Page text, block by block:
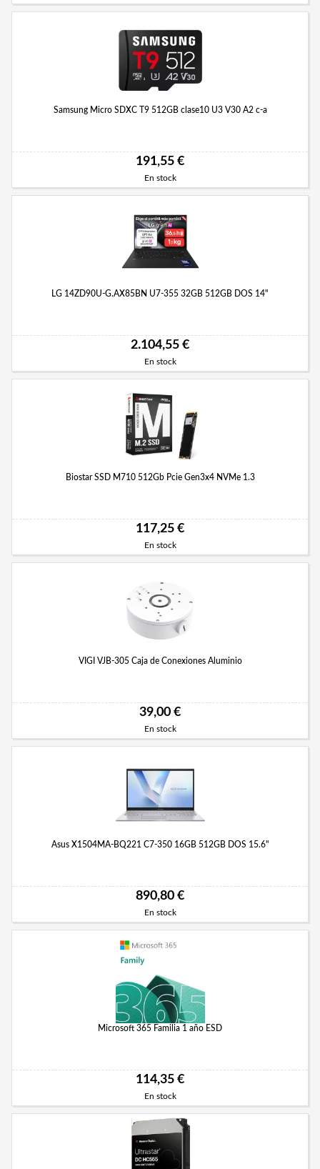
Samsung Micro SDXC T9 512GB clase10 U3 V30 A2 c-a
191,55 €
En stock
LG 14ZD90U-G.AX85BN U7-355 32GB 512GB DOS 14"
2.104,55 €
En stock
Biostar SSD M710 512Gb Pcie Gen3x4 NVMe 1.3
117,25 €
En stock
VIGI VJB-305 Caja de Conexiones Aluminio
39,00 €
En stock
Asus X1504MA-BQ221 C7-350 16GB 512GB DOS 15.6"
890,80 €
En stock
Microsoft 365 Familia 1 año ESD
114,35 €
En stock